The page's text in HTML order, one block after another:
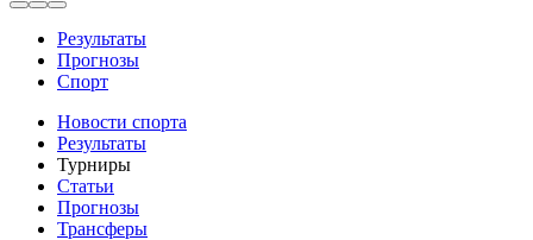
Результаты
Прогнозы
Спорт
Новости спорта
Результаты
Турниры
Статьи
Прогнозы
Трансферы